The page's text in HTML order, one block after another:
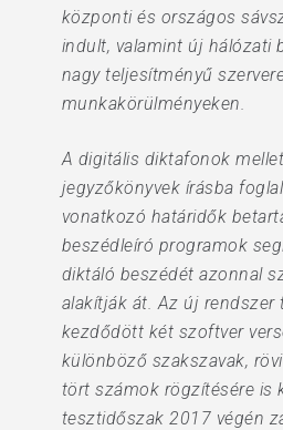
központi és országos
indult, valamint új hálózati
nagy teljesítményű
munkakörülményeken.
A digitális diktafonok
jegyzőkönyvek írásba
vonatkozó határidők
beszédleíró programok
diktáló beszédét azonnal
alakítják át. Az új rendszer
kezdődött két szoftver
különböző szakszavak,
tört számok rögzítésére is
tesztidőszak 2017 végén